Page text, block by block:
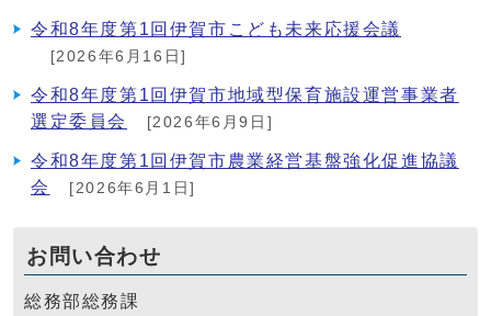
令和8年度第1回伊賀市こども未来応援会議
[2026年6月16日]
令和8年度第1回伊賀市地域型保育施設運営事業者
選定委員会
[2026年6月9日]
令和8年度第1回伊賀市農業経営基盤強化促進協議
会
[2026年6月1日]
お問い合わせ
総務部総務課